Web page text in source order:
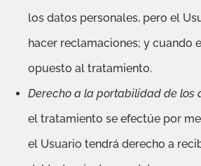
los datos personales, pero el
hacer reclamaciones; y cuando
opuesto al tratamiento.
Derecho a la portabilidad de los
el tratamiento se efectúe por
el Usuario tendrá derecho a